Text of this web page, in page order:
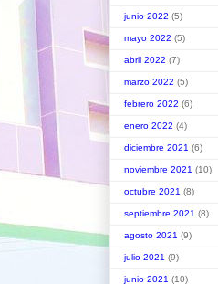
junio 2022 (5)
mayo 2022 (5)
abril 2022 (7)
marzo 2022 (5)
febrero 2022 (6)
enero 2022 (4)
diciembre 2021 (6)
noviembre 2021 (10)
octubre 2021 (8)
septiembre 2021 (8)
agosto 2021 (9)
julio 2021 (9)
junio 2021 (10)